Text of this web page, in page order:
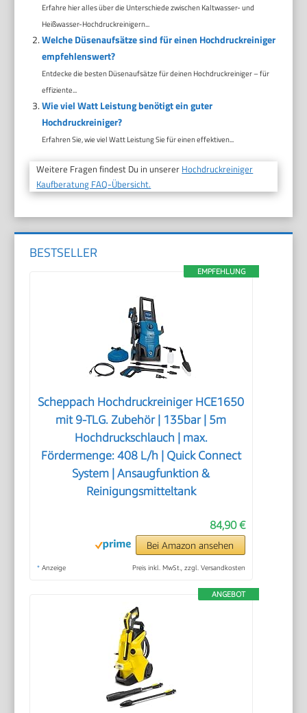
Erfahre hier alles über die Unterschiede zwischen Kaltwasser- und
Heißwasser-Hochdruckreinigern...
Welche Düsenaufsätze sind für einen Hochdruckreiniger
empfehlenswert?
Entdecke die besten Düsenaufsätze für deinen Hochdruckreiniger – für
effiziente...
Wie viel Watt Leistung benötigt ein guter
Hochdruckreiniger?
Erfahren Sie, wie viel Watt Leistung Sie für einen effektiven...
Weitere Fragen findest Du in unserer Hochdruckreiniger
Kaufberatung FAQ-Übersicht.
BESTSELLER
EMPFEHLUNG
Scheppach Hochdruckreiniger HCE1650
mit 9-TLG. Zubehör | 135bar | 5m
Hochdruckschlauch | max.
Fördermenge: 408 L/h | Quick Connect
System | Ansaugfunktion &
Reinigungsmitteltank
84,90 €
Bei Amazon ansehen
* Anzeige Preis inkl. MwSt., zzgl. Versandkosten
ANGEBOT